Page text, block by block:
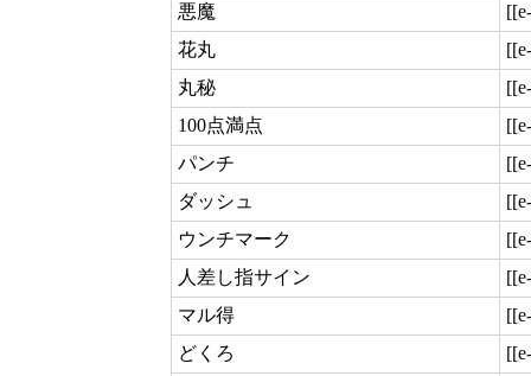
悪魔
花丸
丸秘
100点満点
パンチ
ダッシュ
ウンチマーク
人差し指サイン
マル得
どくろ